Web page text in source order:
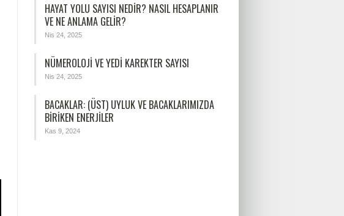
HAYAT YOLU SAYISI NEDIR? NASIL HESAPLANIR
VE NE ANLAMA GELIR?
Nis 24, 2025
NÜMEROLOJİ VE YEDİ KAREKTER SAYISI
Nis 24, 2025
BACAKLAR: (ÜST) UYLUK VE BACAKLARIMIZDA
BIRIKEN ENERJILER
Kas 9, 2024